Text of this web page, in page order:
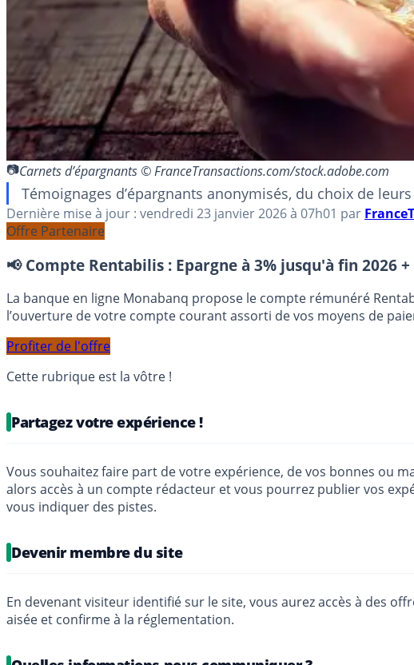
Carnets d’épargnants © FranceTransactions.com/stock.adobe.com
Témoignages d’épargnants anonymisés, du choix de
Dernière mise à jour : vendredi 23 janvier 2026à 07h01 par
Offre Partenaire
📢 Compte Rentabilis : Epargne à 3% jusqu'à fin 2026
La banque en ligne Monabanq propose le compte rémunéré
l’ouverture de votre compte courant assorti de vos moyens de
Profiter de l'offre
Cette rubrique est la vôtre !
Partagez votre expérience !
Vous souhaitez faire part de votre expérience, de vos bonnes ou
alors accès à un compte rédacteur et vous pourrez publier vos
vous indiquer des pistes.
Devenir membre du site
En devenant visiteur identifié sur le site, vous aurez accès à des
aisée et confirme à la réglementation.